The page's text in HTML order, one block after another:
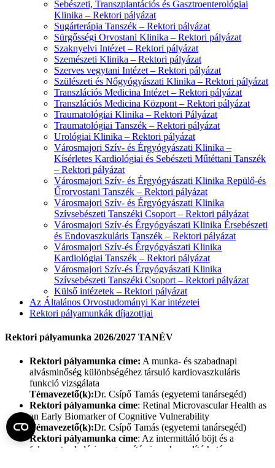
Sebészeti, Transzplantációs és Gasztroenterológiai
Klinika – Rektori pályázat
Sugárterápia Tanszék – Rektori pályázat
Sürgősségi Orvostani Klinika – Rektori pályázat
Szaknyelvi Intézet – Rektori pályázat
Szemészeti Klinika – Rektori pályázat
Szerves vegytani Intézet – Rektori pályázat
Szülészeti és Nőgyógyászati Klinika – Rektori pályázat
Transzlációs Medicina Intézet – Rektori pályázat
Transzlációs Medicina Központ – Rektori pályázat
Traumatológiai Klinika – Rektori Pályázat
Traumatológiai Tanszék – Rektori pályázat
Urológiai Klinika – Rektori pályázat
Városmajori Szív- és Érgyógyászati Klinika –
Kísérletes Kardiológiai és Sebészeti Műtéttani Tanszék
– Rektori pályázat
Városmajori Szív- és Érgyógyászati Klinika Repülő-és
Űrorvostani Tanszék – Rektori pályázat
Városmajori Szív- és Érgyógyászati Klinika
Szívsebészeti Tanszéki Csoport – Rektori pályázat
Városmajori Szív-és Érgyógyászati Klinika Érsebészeti
és Endovaszkuláris Tanszék – Rektori pályázat
Városmajori Szív-és Érgyógyászati Klinika
Kardiológiai Tanszék – Rektori pályázat
Városmajori Szív-és Érgyógyászati Klinika
Szívsebészeti Tanszéki Csoport – Rektori pályázat
Külső intézetek – Rektori pályázat
Az Általános Orvostudományi Kar intézetei
Rektori pályamunkák díjazottjai
Rektori pályamunka 2026/2027 TANÉV
Rektori pályamunka címe: A munka- és szabadnapi
alvásminőség különbségéhez társuló kardiovaszkuláris
funkció vizsgálata
Témavezető(k):Dr. Csípő Tamás (egyetemi tanársegéd)
Rektori pályamunka címe: Retinal Microvascular Health as
an Early Biomarker of Cognitive Vulnerability
Témavezető(k):Dr. Csípő Tamás (egyetemi tanársegéd)
Rektori pályamunka címe: Az intermittáló böjt és a
folyamatos kalóriamegszorítás összehasonlító hatása a